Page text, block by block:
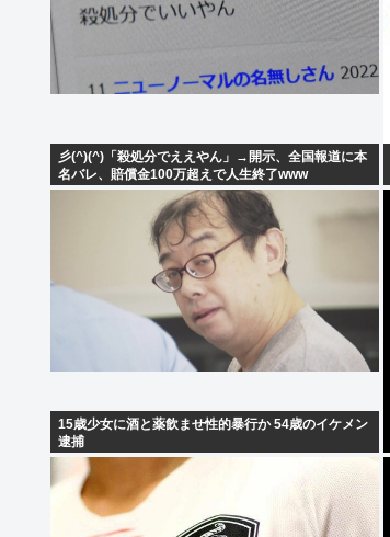
彡(^)(^)「殺処分でええやん」→開示、全国報道に本
名バレ、賠償金100万超えで人生終了www
15歳少女に酒と薬飲ませ性的暴行か 54歳のイケメン
逮捕